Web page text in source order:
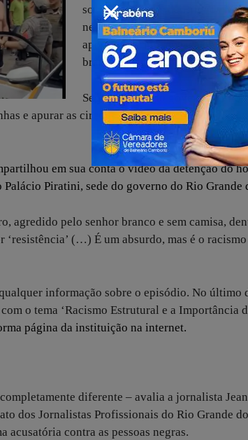
sociais, policiais da Brigada
negro de 40 anos que havia
após ter sofrido ameaça de
branco que portava uma faca.
Segundo nota do governador no
e apurar as circunstâncias da ocorrência,
em sua contao vídeo da detenção do
Piratini, sede do governo do Rio Grande
agredido pelo senhor branco e sem camisa,
(…) É um absurdo, mas é o
informação sobre o episódio. No último
o tema ‘Racismo Estrutural e a Importância
página da instituição na internet.
diferente – avalia a jornalista
dos Jornalistas Profissionais do Rio Grande
contra as pessoas negras.